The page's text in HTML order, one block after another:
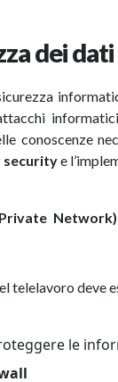
dei
conoscenze
securitye
telelavoro deve
le